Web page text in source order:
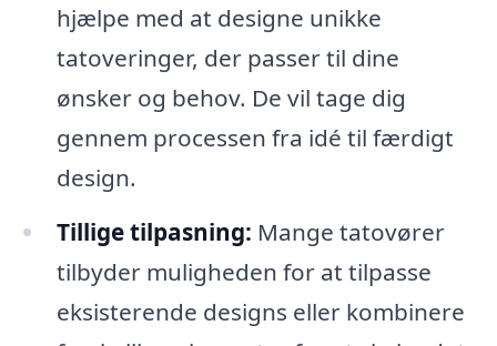
hjælpe med at designe unikke
tatoveringer, der passer til dine
ønsker og behov. De vil tage dig
gennem processen fra idé til færdigt
design.
Tillige tilpasning: Mange tatovører
tilbyder muligheden for at tilpasse
eksisterende designs eller kombinere